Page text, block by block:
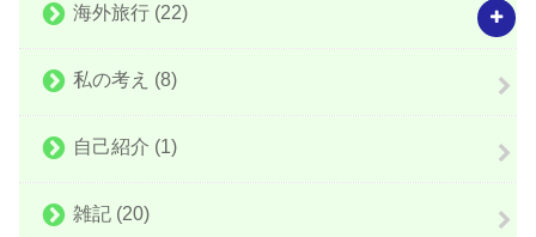
海外旅行 (22)
私の考え (8)
自己紹介 (1)
雑記 (20)